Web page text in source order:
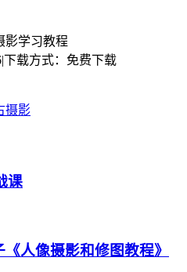
影学习教程
|下载方式：免费下载
摄影
课
人像摄影和修图教程》